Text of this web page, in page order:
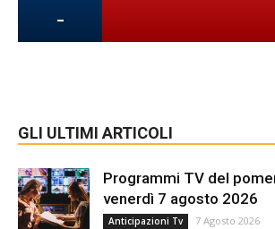
-
GLI ULTIMI ARTICOLI
Programmi TV del
venerdì 7 agosto 2026
Anticipazioni Tv 7 Agosto 2026